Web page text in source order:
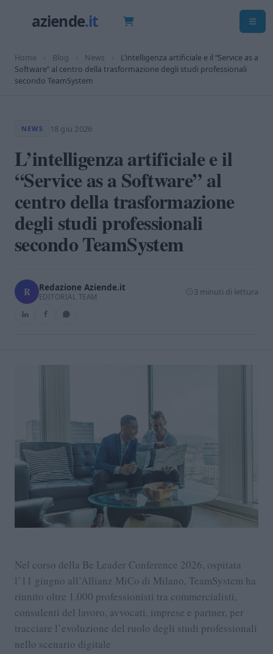
Home › Blog › News ›
L’intelligenza artificiale e il “Service as a
Software” al centro della trasformazione degli studi professionali
secondo TeamSystem
NEWS 18 giu 2026
L’intelligenza artificiale e il
“Service as a Software” al
centro della trasformazione
degli studi professionali
secondo TeamSystem
R Redazione Aziende.it
EDITORIAL TEAM 3 minuti di lettura
Nel corso della Be Leader Conference 2026, ospitata
l’11 giugno all’Allianz MiCo di Milano, TeamSystem ha
riunito oltre 1.000 professionisti tra commercialisti,
consulenti del lavoro, avvocati, imprese e partner, per
tracciare l’evoluzione del ruolo degli studi professionali
nello scenario digitale